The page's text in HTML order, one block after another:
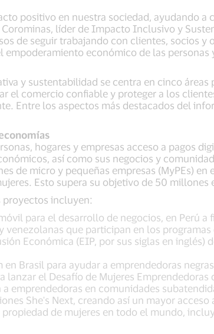
positivo en nuestra sociedad, ayudando a
líder de Impacto Inclusivo y
de seguir trabajando con clientes, socios y
económico de las personas
y sustentabilidad se centra en cinco áreas
el comercio confiable y proteger a los
Entre los aspectos más destacados del
hogares y empresas acceso a pagos
así como sus negocios y
de micro y pequeñas empresas (MyPEs) en
Esto supera su objetivo de 50 millones
proyectos incluyen:
para el desarrollo de negocios, en Perú a
venezolanas que participan en los
Económica (EIP, por sus siglas en inglés)
Brasil para ayudar a emprendedoras
lanzar el Desafío de Mujeres Emprendedoras
emprendedoras en comunidades
She's Next, creando así un mayor
de mujeres en todo el mundo,